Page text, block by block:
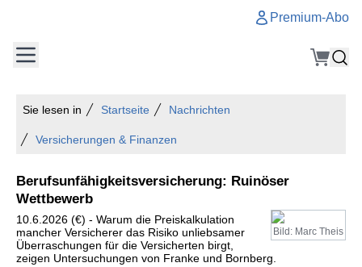
Premium-Abo
Sie lesen in Startseite Nachrichten
Versicherungen & Finanzen
Berufsunfähigkeitsversicherung: Ruinöser
Wettbewerb
Bild: Marc Theis
10.6.2026 (€) - Warum die Preiskalkulation
mancher Versicherer das Risiko unliebsamer
Überraschungen für die Versicherten birgt,
zeigen Untersuchungen von Franke und Bornberg.